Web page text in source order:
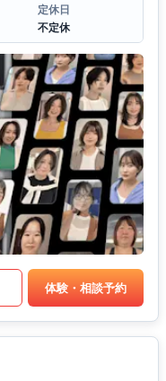
定休日
不定休
体験・相談予約